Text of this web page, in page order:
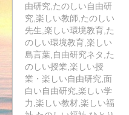
由研究,たのしい自由研
究,楽しい教師,たのしい
先生,楽しい環境教育,た
のしい環境教育,楽しい
島言葉,自由研究ネタ,た
のしい授業,楽しい授
業・楽しい自由研究,面
白い自由研究,楽しい学
力,楽しい教材,楽しい福